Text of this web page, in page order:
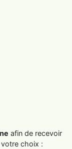
afin de recevoir
choix :